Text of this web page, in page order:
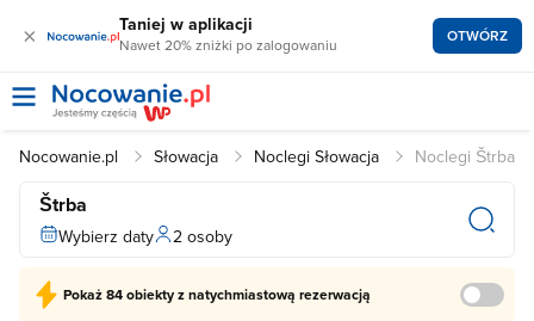
× Taniej w aplikacji
Nawet 20% zniżki po zalogowaniu OTWÓRZ
Nocowanie.pl Słowacja Noclegi Słowacja Noclegi Štrba
Štrba
Wybierz daty 2 osoby
Pokaż84 obiektyz natychmiastową rezerwacją